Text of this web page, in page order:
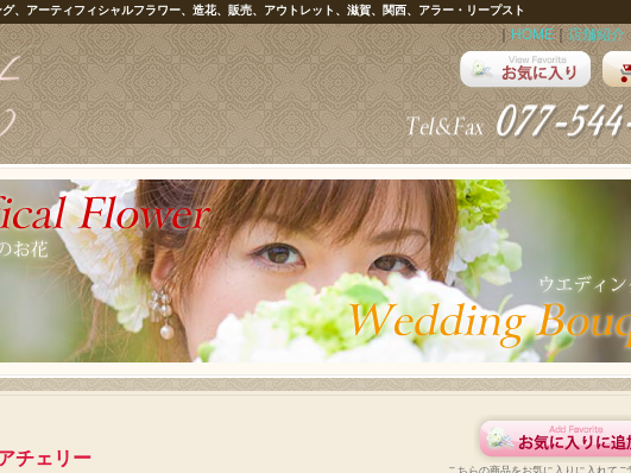
、アーティフィシャルフラワー、造花、販売、アウトレット、滋賀、関西、アラー・リープスト
｜ HOME｜ 店舗紹介
こちらの商品をお気に入りに入れて
チェリー